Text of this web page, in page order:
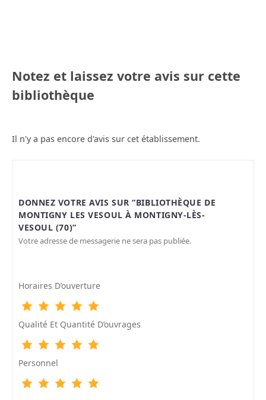
Notez et laissez votre avis sur cette
bibliothèque
Il n'y a pas encore d'avis sur cet établissement.
DONNEZ VOTRE AVIS SUR “BIBLIOTHÈQUE DE
MONTIGNY LES VESOUL À MONTIGNY-LÈS-
VESOUL (70)”
Votre adresse de messagerie ne sera pas publiée.
Horaires D’ouverture
Qualité Et Quantité D’ouvrages
Personnel